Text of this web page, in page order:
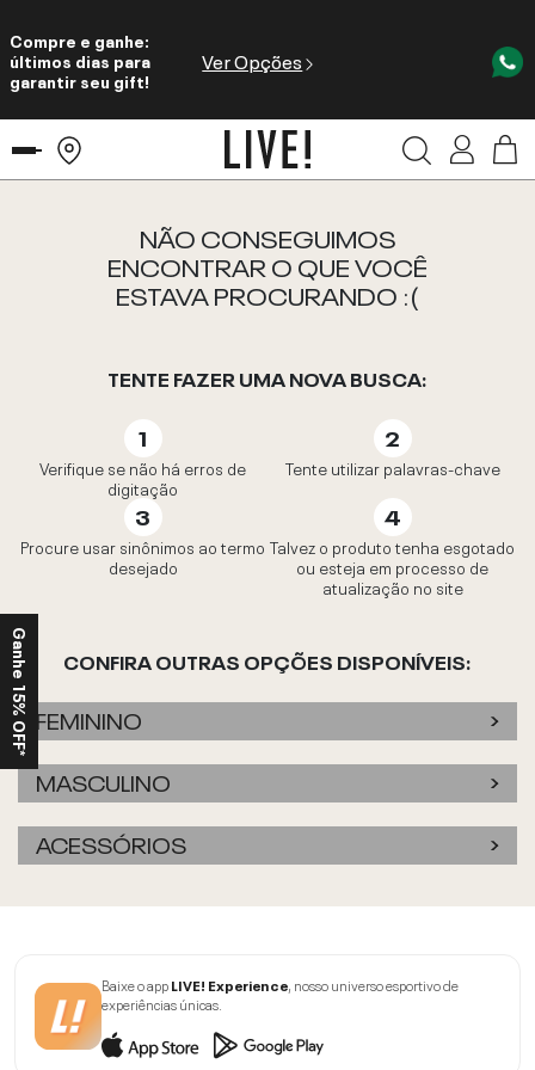
Compre e ganhe:
últimos dias para
garantir seu gift!
Ver Opções
NÃO CONSEGUIMOS
ENCONTRAR O QUE VOCÊ
ESTAVA PROCURANDO :(
TENTE FAZER UMA NOVA BUSCA:
Verifique se não há erros de
digitação
Tente utilizar palavras-chave
Procure usar sinônimos ao termo
desejado
Talvez o produto tenha esgotado
ou esteja em processo de
atualização no site
CONFIRA OUTRAS OPÇÕES DISPONÍVEIS:
FEMININO
MASCULINO
ACESSÓRIOS
Baixe o appLIVE! Experience, nosso universo esportivo de
experiências únicas.
Ganhe 15% OFF*